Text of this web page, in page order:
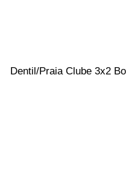
Dentil/Praia Clube 3x2